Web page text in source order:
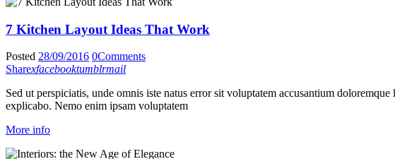
7 Kitchen Layout Ideas That Work
Posted 28/09/2016 0Comments
Sharexfacebooktumblrmail
Sed ut perspiciatis, unde omnis iste natus error sit voluptatem accusantium
explicabo. Nemo enim ipsam voluptatem
More info